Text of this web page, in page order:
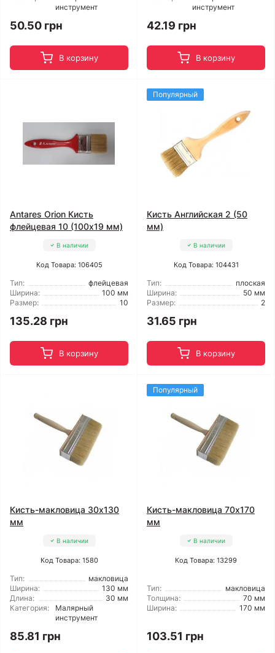
инструмент
50.50 грн
В корзину
инструмент
42.19 грн
В корзину
Antares Orion Кисть
флейцевая 10 (100x19 мм)
В наличии
Код Товара: 106405
Тип:
флейцевая
Ширина:
100 мм
Размер:
10
135.28 грн
В корзину
Популярный
Кисть Английская 2 (50
мм)
В наличии
Код Товара: 104431
Тип:
плоская
Ширина:
50 мм
Размер:
2
31.65 грн
В корзину
Кисть-макловица 30x130
мм
В наличии
Код Товара: 1580
Тип:
макловица
Ширина:
130 мм
Длина:
30 мм
Категория:
Малярный
инструмент
85.81 грн
Популярный
Кисть-макловица 70x170
мм
В наличии
Код Товара: 13299
Тип:
макловица
Толщина:
70 мм
Ширина:
170 мм
103.51 грн